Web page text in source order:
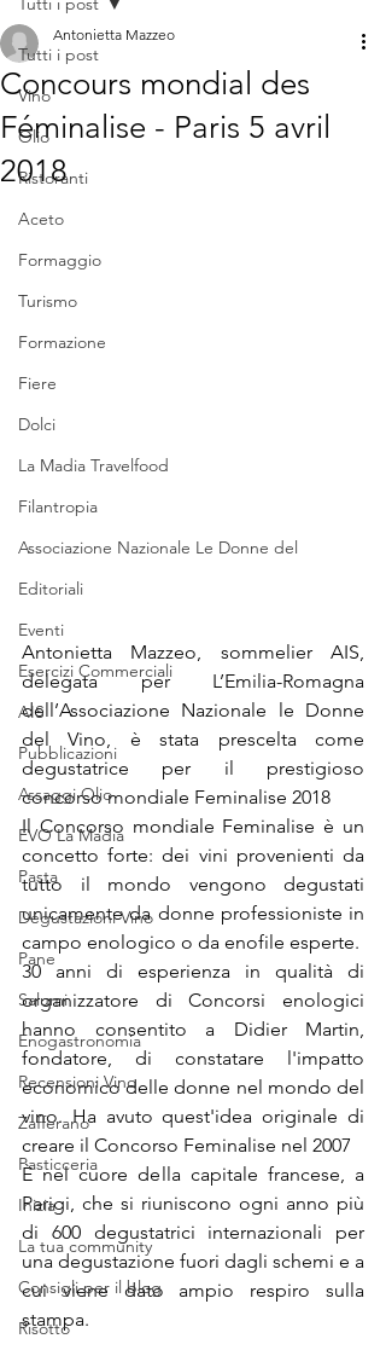
Tutti i post
Vino
Olio
Ristoranti
Aceto
Formaggio
Turismo
Formazione
Fiere
Dolci
La Madia Travelfood
Filantropia
Associazione Nazionale Le Donne del
Editoriali
Eventi
Esercizi Commerciali
AIS
Pubblicazioni
Assaggi Olio
EVO La Madia
Pasta
Degustazioni Vino
Pane
Salumi
Enogastronomia
Recensioni Vino
Zafferano
Pasticceria
Inizia
La tua community
Consigli per il blog
Risotto
Concours mondial des
Féminalise - Paris 5 avril
2018
Antonietta Mazzeo
Antonietta Mazzeo, sommelier AIS,
delegata per L’Emilia-Romagna
dell’Associazione Nazionale le Donne
del Vino, è stata prescelta come
degustatrice per il prestigioso
concorso mondiale Feminalise 2018
Il Concorso mondiale Feminalise è un
concetto forte: dei vini provenienti da
tutto il mondo vengono degustati
unicamente da donne professioniste in
campo enologico o da enofile esperte.
30 anni di esperienza in qualità di
organizzatore di Concorsi enologici
hanno consentito a Didier Martin,
fondatore, di constatare l'impatto
economico delle donne nel mondo del
vino. Ha avuto quest'idea originale di
creare il Concorso Feminalise nel 2007
È nel cuore della capitale francese, a
Parigi, che si riuniscono ogni anno più
di 600 degustatrici internazionali per
una degustazione fuori dagli schemi e a
cui viene dato ampio respiro sulla
stampa.